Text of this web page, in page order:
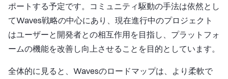
ポートする予定です。コミュニティ駆動の手法は依然とし
てWaves戦略の中心にあり、現在進行中のプロジェクト
はユーザーと開発者との相互作用を目指し、プラットフォ
ームの機能を改善し向上させることを目的としています。
全体的に見ると、Wavesのロードマップは、より柔軟で